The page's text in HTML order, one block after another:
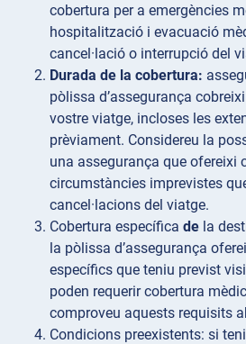
cobertura per a emergències
hospitalització i evacuació
cancel·lació o interrupció del
Durada de la cobertura:
pòlissa d’assegurança
vostre viatge, incloses les
prèviament. Considereu la
una assegurança que ofereixi
circumstàncies imprevistes
cancel·lacions del viatge.
Cobertura específica de la
la pòlissa d’assegurança
específics que teniu previst
poden requerir cobertura
comproveu aquests requisits
Condicions preexistents: si